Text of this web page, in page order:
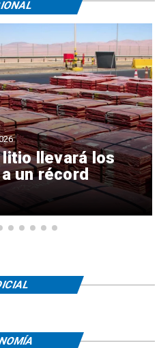
llevará los
un récord